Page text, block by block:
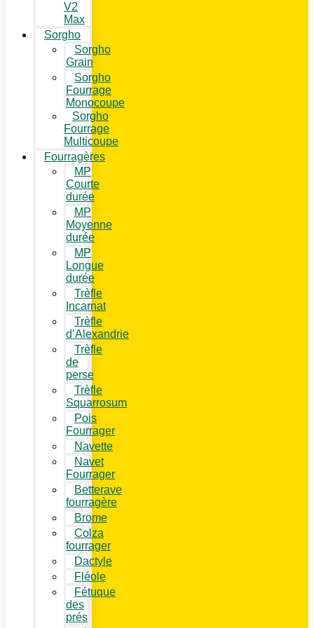
V2
Max
Sorgho
Sorgho
Grain
Sorgho
Fourrage
Monocoupe
Sorgho
Fourrage
Multicoupe
Fourragères
MP
Courte
durée
MP
Moyenne
durée
MP
Longue
durée
Trèfle
Incarnat
Trèfle
d’Alexandrie
Trèfle
de
perse
Trèfle
Squarrosum
Pois
Fourrager
Navette
Navet
Fourrager
Betterave
fourragère
Brome
Colza
fourrager
Dactyle
Fléole
Fétuque
des
prés